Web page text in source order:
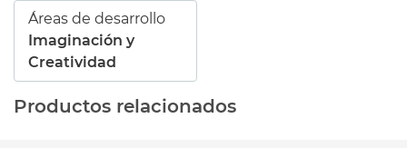
Áreas de desarrollo
Imaginación y
Creatividad
Productos relacionados